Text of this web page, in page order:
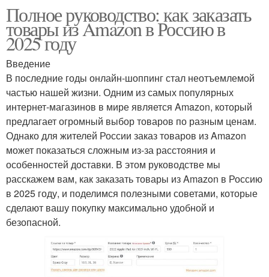
Полное руководство: как заказать
товары из Amazon в Россию в
2025 году
Введение
В последние годы онлайн-шоппинг стал неотъемлемой
частью нашей жизни. Одним из самых популярных
интернет-магазинов в мире является Amazon, который
предлагает огромный выбор товаров по разным ценам.
Однако для жителей России заказ товаров из Amazon
может показаться сложным из-за расстояния и
особенностей доставки. В этом руководстве мы
расскажем вам, как заказать товары из Amazon в Россию
в 2025 году, и поделимся полезными советами, которые
сделают вашу покупку максимально удобной и
безопасной.